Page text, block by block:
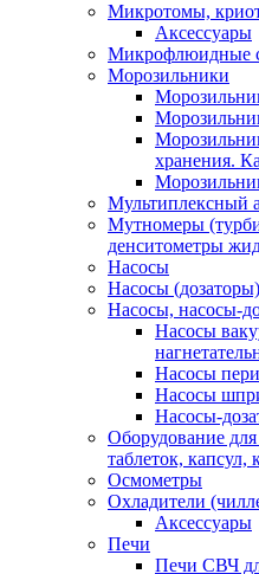
Микротомы,
Аксессуары
Микрофлюидные
Морозильники
хранения.
Мультиплексный
Мутномеры
денситометры
Насосы
Насосы
Насосы, насосы-
Насосы
Насосы
Насосы
Насосы-
Оборудование для
таблеток, капсул,
Осмометры
Охладители
Аксессуары
Печи
Печи СВЧ